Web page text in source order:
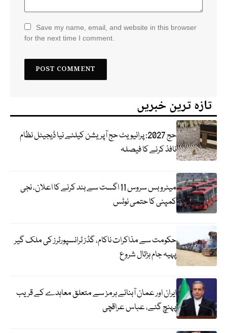
Save my name, email, and website in this browser
for the next time I comment.
تازہ ترین خبریں
حج 2027: پرائیویٹ حج آپریشن کیلئے نیا ڈیجیٹل نظام
نافذ کرنے کا فیصلہ
میٹرو بس سروس 11 اگست سے بند کرنے کا اعلان، نجی
کمپنی کا حتمی نوٹس
حکومت سے مذاکرات ناکام، گڈز ٹرانسپورٹرز کی ملک گیر
پہیہ جام ہڑتال شروع
ایران اور عمان آبنائے ہرمز سے متعلق معاہدے کے قریب
پہنچ گئے، عباس عراقچی